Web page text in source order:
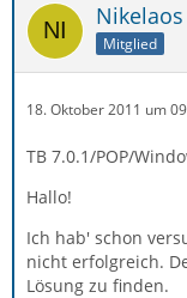
Nikelaos
Mitglied
18. Oktober 2011 um
TB 7.0.1/POP/
Hallo!
Ich hab' schon
nicht erfolgreich.
Lösung zu finden.